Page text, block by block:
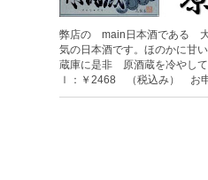
弊店の main日本酒である 大
気の日本酒です。ほのかに甘
蔵庫に是非 原酒蔵を冷やし
ｌ：￥2468 （税込み） お